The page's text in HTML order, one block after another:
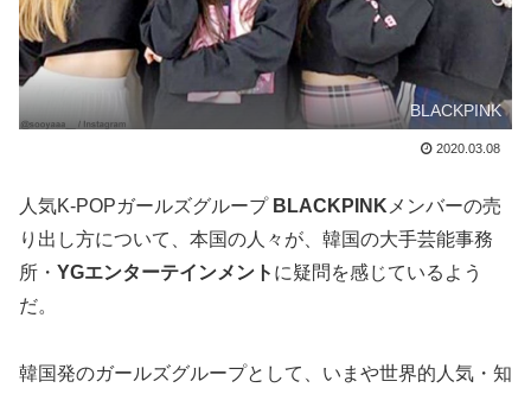
BLACKPINK
2020.03.08
人気K-POPガールズグループ BLACKPINK メンバーの売
り出し方について、本国の人々が、韓国の大手芸能事務
所・ YGエンターテインメント に疑問を感じているよう
だ。
韓国発のガールズグループとして、いまや世界的人気・知